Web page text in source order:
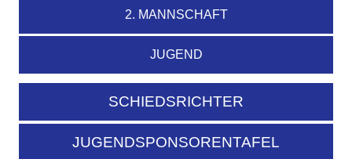
2. MANNSCHAFT
JUGEND
SCHIEDSRICHTER
JUGENDSPONSORENTAFEL